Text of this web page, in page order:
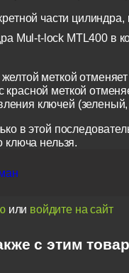
части цилиндра,
Mul-t-lock MTL400 в
меткой
меткой
ключей
в этой
ключа нельзя.
или войдите на сайт
с этим